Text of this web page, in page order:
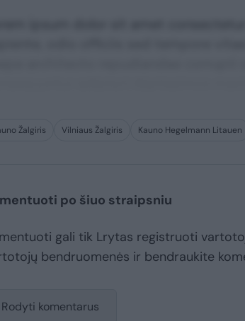
Žalgiris Vilniaus Žalgiris Kauno Hegelmann Litauen
po šiuo straipsniu
gali tik Lrytas registruoti
bendruomenės ir bendraukite
Rodyti komentarus